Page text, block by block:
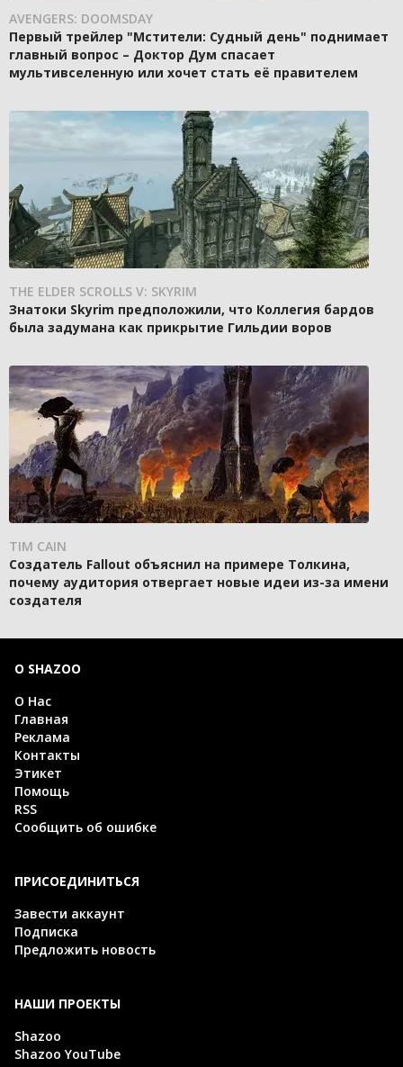
AVENGERS: DOOMSDAY
Первый трейлер "Мстители: Судный день" поднимает
главный вопрос – Доктор Дум спасает
мультивселенную или хочет стать её правителем
THE ELDER SCROLLS V: SKYRIM
Знатоки Skyrim предположили, что Коллегия бардов
была задумана как прикрытие Гильдии воров
TIM CAIN
Создатель Fallout объяснил на примере Толкина,
почему аудитория отвергает новые идеи из-за имени
создателя
О SHAZOO
О Нас
Главная
Реклама
Контакты
Этикет
Помощь
RSS
Сообщить об ошибке
ПРИСОЕДИНИТЬСЯ
Завести аккаунт
Подписка
Предложить новость
НАШИ ПРОЕКТЫ
Shazoo
Shazoo YouTube